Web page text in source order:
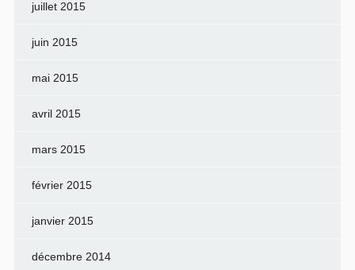
juillet 2015
juin 2015
mai 2015
avril 2015
mars 2015
février 2015
janvier 2015
décembre 2014